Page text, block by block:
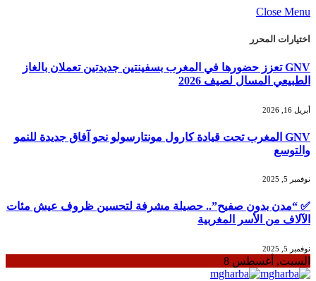
Close Menu
اختيارات المحرر
GNV تعزز حضورها في المغرب بسفينتين جديدتين تعملان بالغاز
الطبيعي المسال لصيف 2026
أبريل 16, 2026
GNV المغرب تحت قيادة كارول مونتارسولو نحو آفاق جديدة للنمو
والتوسع
نوفمبر 5, 2025
✅ “مدن بدون صفيح”.. حصيلة مشرفة لتحسين ظروف عيش مئات
الآلاف من الأسر المغربية
نوفمبر 5, 2025
السبت, أغسطس 8